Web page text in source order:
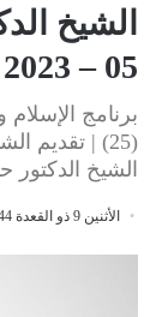
05 – 2023
برنامج
(25) | تقديم
الشيخ الدكتور حمزة
الأثنين 9 ذو القعدة 1444هـ 29-5-2023م